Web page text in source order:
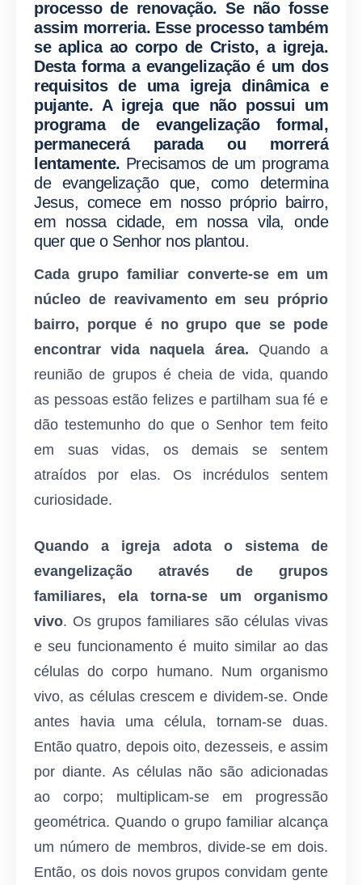
processo de renovação. Se não fosse
assim morreria. Esse processo também
se aplica ao corpo de Cristo, a igreja.
Desta forma a evangelização é um dos
requisitos de uma igreja dinâmica e
pujante. A igreja que não possui um
programa de evangelização formal,
permanecerá parada ou morrerá
lentamente. Precisamos de um programa
de evangelização que, como determina
Jesus, comece em nosso próprio bairro,
em nossa cidade, em nossa vila, onde
quer que o Senhor nos plantou.
Cada grupo familiar converte-se em um
núcleo de reavivamento em seu próprio
bairro, porque é no grupo que se pode
encontrar vida naquela área. Quando a
reunião de grupos é cheia de vida, quando
as pessoas estão felizes e partilham sua fé e
dão testemunho do que o Senhor tem feito
em suas vidas, os demais se sentem
atraídos por elas. Os incrédulos sentem
curiosidade.
Quando a igreja adota o sistema de
evangelização através de grupos
familiares, ela torna-se um organismo
vivo. Os grupos familiares são células vivas
e seu funcionamento é muito similar ao das
células do corpo humano. Num organismo
vivo, as células crescem e dividem-se. Onde
antes havia uma célula, tornam-se duas.
Então quatro, depois oito, dezesseis, e assim
por diante. As células não são adicionadas
ao corpo; multiplicam-se em progressão
geométrica. Quando o grupo familiar alcança
um número de membros, divide-se em dois.
Então, os dois novos grupos convidam gente